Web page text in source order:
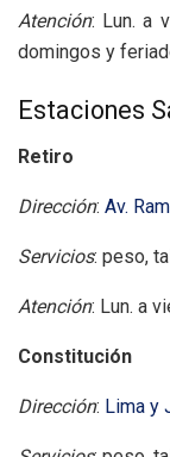
Atención: Lun. a
domingos y
Estaciones
Retiro
Dirección: Av.
Servicios: peso,
Atención: Lun. a
Constitución
Dirección: Lima y